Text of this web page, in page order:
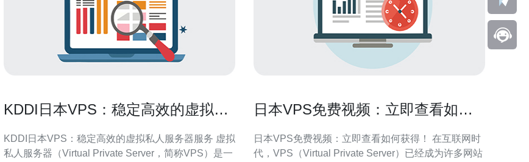
KDDI日本VPS：稳定高效的虚拟私
KDDI日本VPS：稳定高效的虚拟私人服务器服务 虚拟
私人服务器（Virtual Private Server，简称VPS）是一
日本VPS免费视频：立即查看如何
日本VPS免费视频：立即查看如何获得！ 在互联网时
代，VPS（Virtual Private Server）已经成为许多网站